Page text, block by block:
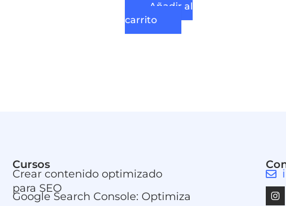
Añadir al
carrito
Cursos
Crear contenido optimizado
para SEO
Google Search Console: Optimiza